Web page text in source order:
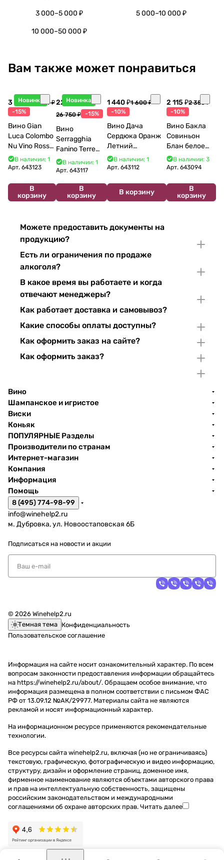
3 000–5 000 ₽ 5 000–10 000 ₽
10 000–50 000 ₽
Вам также может понравиться
Новинка
3 998 ₽4 704 ₽
-15%
Вино Gian
Luca Colombo
Nu Vino Rosso
2025 750 мл
В наличии: 1
Арт. 643123
В
корзину
Новинка
22 738 ₽
26 750 ₽ -15%
Вино
Serragghia
Fanino Terre
Siciliane IGP
2022 750 мл
В наличии: 1
Арт.643117
В
корзину
1 440 ₽1 600 ₽
-10%
Вино Дача
Сердюка Оранж
Летний
Сибирьковый
2024 750 мл
В наличии: 1
Арт. 643112
В корзину
2 115 ₽2 350 ₽
-10%
Вино Бакла
Совиньон
Блан белое
сухое 750 мл
12%
В наличии: 3
Арт.643094
В
корзину
Можете предоставить документы на
продукцию?
Есть ли ограничения по продаже
алкоголя?
В какое время вы работаете и когда
отвечают менеджеры?
Как работает доставка и самовывоз?
Какие способы оплаты доступны?
Как оформить заказ на сайте?
Как оформить заказ?
Вино
Шампанское и игристое
Виски
Коньяк
ПОПУЛЯРНЫЕ Разделы
Производители по странам
Интернет-магазин
Компания
Информация
Помощь
8 (495) 774-98-99
info@winehelp2.ru
м. Дубровка, ул. Новоостаповская 6Б
Подписаться на новости и акции
© 2026 Winehelp2.ru
Темная тема Конфиденциальность
Пользовательское соглашение
Информация на сайте носит ознакомительный характер. По всем
вопросам законности предоставления информации обращайтесь
на https://winehelp2.ru/about/. Обращаем особое внимание, что
информация размещена в полном соответствии с письмом ФАС
РФ от 13.09.12 №АК/29977. Материалы сайта не являются
рекламой и носят информационный характер.
На информационном ресурсе применяются рекомендательные
технологии.
Все ресурсы сайта winehelp2.ru, включая (но не ограничиваясь)
текстовую, графическую, фотографическую и видео информацию,
структуру, дизайн и оформление страниц, доменное имя,
фирменное наименование являются объектами авторского права
и прав на интеллектуальную собственность, защищены
российским законодательством и международными
соглашениями об охране авторских прав. Читать далее